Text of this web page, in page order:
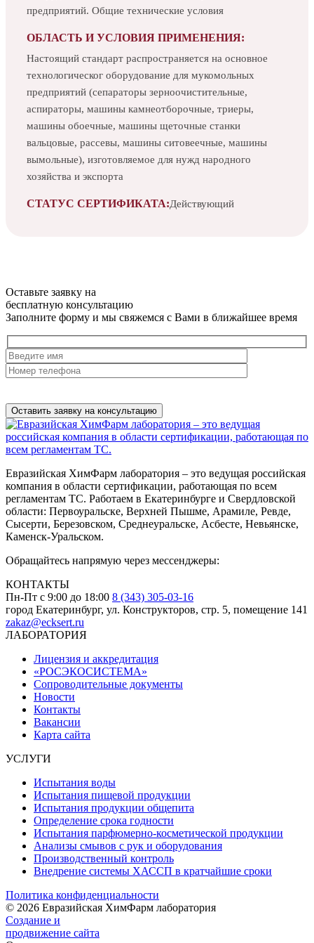
предприятий. Общие технические условия
ОБЛАСТЬ И УСЛОВИЯ ПРИМЕНЕНИЯ:
Настоящий стандарт распространяется на основное
технологическог оборудование для мукомольных
предприятий (сепараторы зерноочистительные,
аспираторы, машины камнеотборочные, триеры,
машины обоечные, машины щеточные станки
вальцовые, рассевы, машины ситовеечные, машины
вымольные), изготовляемое для нужд народного
хозяйства и экспорта
СТАТУС СЕРТИФИКАТА:Действующий
Оставьте заявку на
бесплатную консультацию
Заполните форму и мы свяжемся с Вами в ближайшее время
Евразийская ХимФарм лаборатория – это ведущая российская
компания в области сертификации, работающая по всем
регламентам ТС. Работаем в Екатеринбурге и Свердловской
области: Первоуральске, Верхней Пышме, Арамиле, Ревде,
Сысерти, Березовском, Среднеуральске, Асбесте, Невьянске,
Каменск-Уральском.
Обращайтесь напрямую через мессенджеры:
КОНТАКТЫ
Пн-Пт с 9:00 до 18:00 8 (343) 305-03-16
город Екатеринбург, ул. Конструкторов, стр. 5, помещение 141
zakaz@ecksert.ru
ЛАБОРАТОРИЯ
Лицензия и аккредитация
«РОСЭКОСИСТЕМА»
Сопроводительные документы
Новости
Контакты
Вакансии
Карта сайта
УСЛУГИ
Испытания воды
Испытания пищевой продукции
Испытания продукции общепита
Определение срока годности
Испытания парфюмерно-косметической продукции
Анализы смывов с рук и оборудования
Производственный контроль
Внедрение системы ХАССП в кратчайшие сроки
Политика конфиденциальности
© 2026 Евразийская ХимФарм лаборатория
Создание и
продвижение сайта